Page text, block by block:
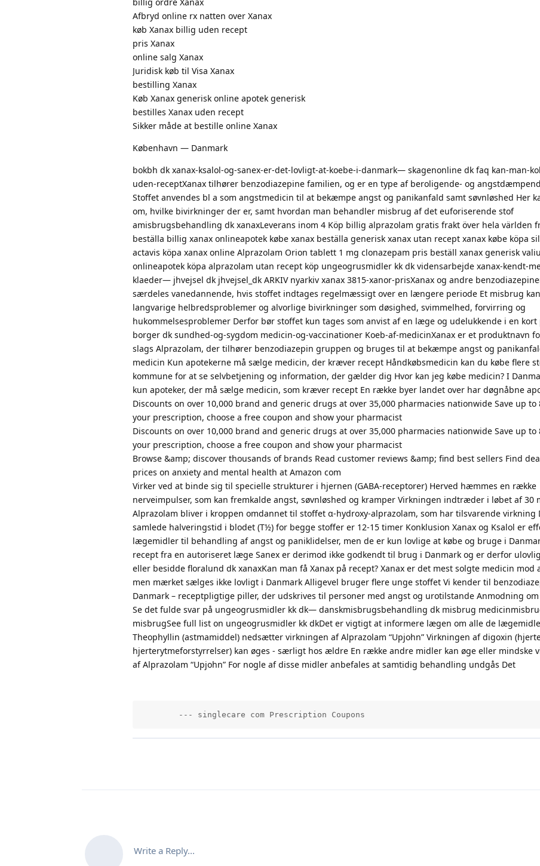
Afbryd online rx natten over Xanax
køb Xanax billig uden recept
pris Xanax
online salg Xanax
Juridisk køb til Visa Xanax
bestilling Xanax
Køb Xanax generisk online apotek generisk
bestilles Xanax uden recept
Sikker måde at bestille online Xanax
København — Danmark
bokbh dk xanax-ksalol-og-sanex-er-det-lovligt-at-koebe-i-danmark— skagenonline dk faq kan-man-
uden-receptXanax tilhører benzodiazepine familien, og er en type af beroligende- og
Stoffet anvendes bl a som angstmedicin til at bekæmpe angst og panikanfald samt søvnløshed Her
om, hvilke bivirkninger der er, samt hvordan man behandler misbrug af det euforiserende stof
amisbrugsbehandling dk xanaxLeverans inom 4 Köp billig alprazolam gratis frakt över hela världen
beställa billig xanax onlineapotek købe xanax beställa generisk xanax utan recept xanax købe köpa
actavis köpa xanax online Alprazolam Orion tablett 1 mg clonazepam pris beställ xanax generisk
onlineapotek köpa alprazolam utan recept köp ungeogrusmidler kk dk vidensarbejde xanax-kendt-
klaeder— jhvejsel dk jhvejsel_dk ARKIV nyarkiv xanax 3815-xanor-prisXanax og andre
særdeles vanedannende, hvis stoffet indtages regelmæssigt over en længere periode Et misbrug
langvarige helbredsproblemer og alvorlige bivirkninger som døsighed, svimmelhed, forvirring og
hukommelsesproblemer Derfor bør stoffet kun tages som anvist af en læge og udelukkende i en
borger dk sundhed-og-sygdom medicin-og-vaccinationer Koeb-af-medicinXanax er et produktnavn
slags Alprazolam, der tilhører benzodiazepin gruppen og bruges til at bekæmpe angst og
medicin Kun apotekerne må sælge medicin, der kræver recept Håndkøbsmedicin kan du købe flere
kommune for at se selvbetjening og information, der gælder dig Hvor kan jeg købe medicin? I
kun apoteker, der må sælge medicin, som kræver recept En række byer landet over har døgnåbne
Discounts on over 10,000 brand and generic drugs at over 35,000 pharmacies nationwide Save up to
your prescription, choose a free coupon and show your pharmacist
Discounts on over 10,000 brand and generic drugs at over 35,000 pharmacies nationwide Save up to
your prescription, choose a free coupon and show your pharmacist
Browse &amp; discover thousands of brands Read customer reviews &amp; find best sellers Find
prices on anxiety and mental health at Amazon com
Virker ved at binde sig til specielle strukturer i hjernen (GABA-receptorer) Herved hæmmes en række
nerveimpulser, som kan fremkalde angst, søvnløshed og kramper Virkningen indtræder i løbet af 30
Alprazolam bliver i kroppen omdannet til stoffet α-hydroxy-alprazolam, som har tilsvarende virkning
samlede halveringstid i blodet (T½) for begge stoffer er 12-15 timer Konklusion Xanax og Ksalol er
lægemidler til behandling af angst og paniklidelser, men de er kun lovlige at købe og bruge i
recept fra en autoriseret læge Sanex er derimod ikke godkendt til brug i Danmark og er derfor
eller besidde floralund dk xanaxKan man få Xanax på recept? Xanax er det mest solgte medicin mod
men mærket sælges ikke lovligt i Danmark Alligevel bruger flere unge stoffet Vi kender til
Danmark – receptpligtige piller, der udskrives til personer med angst og urotilstande Anmodning
Se det fulde svar på ungeogrusmidler kk dk— danskmisbrugsbehandling dk misbrug
misbrugSee full list on ungeogrusmidler kk dkDet er vigtigt at informere lægen om alle de
Theophyllin (astmamiddel) nedsætter virkningen af Alprazolam “Upjohn” Virkningen af digoxin
hjerterytmeforstyrrelser) kan øges - særligt hos ældre En række andre midler kan øge eller mindske
af Alprazolam “Upjohn” For nogle af disse midler anbefales at samtidig behandling undgås Det
        --- singlecare com Prescription Coupons
Write a Reply...